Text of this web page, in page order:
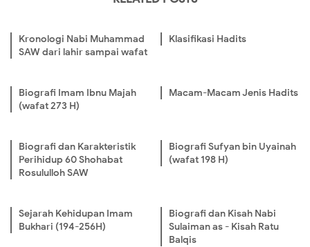
Kronologi Nabi Muhammad
SAW dari lahir sampai wafat
Klasifikasi Hadits
Biografi Imam Ibnu Majah
(wafat 273 H)
Macam-Macam Jenis Hadits
Biografi dan Karakteristik
Perihidup 60 Shohabat
Rosululloh SAW
Biografi Sufyan bin Uyainah
(wafat 198 H)
Sejarah Kehidupan Imam
Bukhari (194-256H)
Biografi dan Kisah Nabi
Sulaiman as - Kisah Ratu
Balqis